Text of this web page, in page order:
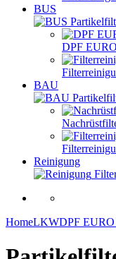
BUS
DPF
BAU
Reinigung
HomeLKWDPF